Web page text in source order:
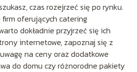
czas rozejrzeć się po rynku.
firm oferujących catering
dokładnie przyjrzeć się ich
internetowe, zapoznaj się z
na ceny oraz dodatkowe
do domu czy różnorodne pakiety